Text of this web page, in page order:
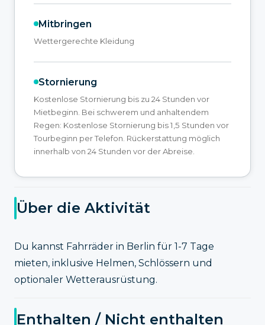
Mitbringen
Wettergerechte Kleidung
Stornierung
Kostenlose Stornierung bis zu 24 Stunden vor
Mietbeginn. Bei schwerem und anhaltendem
Regen: Kostenlose Stornierung bis 1,5 Stunden vor
Tourbeginn per Telefon. Rückerstattung möglich
innerhalb von 24 Stunden vor der Abreise.
Über die Aktivität
Du kannst Fahrräder in Berlin für 1-7 Tage
mieten, inklusive Helmen, Schlössern und
optionaler Wetterausrüstung.
Enthalten / Nicht enthalten